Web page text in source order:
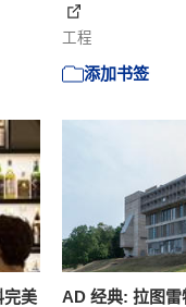
工程
添加书签
完美
AD 经典: 拉图雷